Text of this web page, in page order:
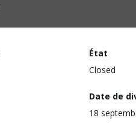
État
Closed
Date de
18